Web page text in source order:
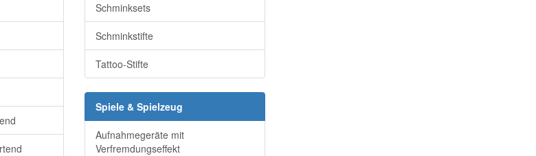
Schminksets
Schminkstifte
Tattoo-Stifte
Spiele & Spielzeug
Aufnahmegeräte mit
Verfremdungseffekt